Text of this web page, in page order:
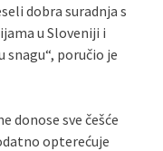
dobra suradnja s
u Sloveniji i
poručio je
donose sve češće
opterećuje